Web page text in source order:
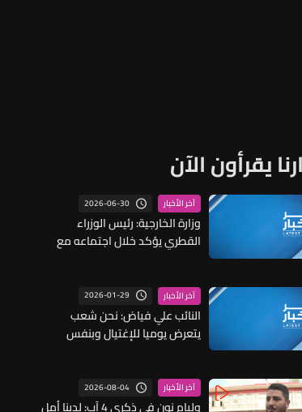
يقرأون الآن
آخر الأخبار 2026-06-30
وزارة الخارجية: رئيس الوزراء
القطري يؤكد خلال اجتماعه مع
مسارات المحادثات المنبثقة عن
مذكرة التفاهم
آخر الأخبار 2026-01-29
النائب علي فياض: نحن شعب
يتعرض يوميا للإغتيال وبنفس
ووزير الخارجية وحاكم المصرف
المركزي يمارسون خنقا على بيئتنا
آخر الأخبار 2026-08-04
وليام نون في ذكرى 4 آب: لدينا أمل